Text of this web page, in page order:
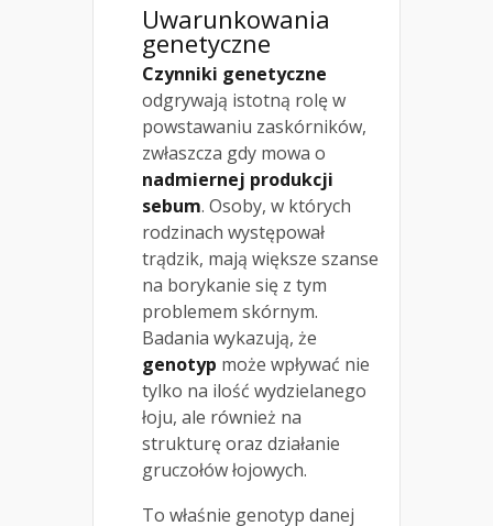
Uwarunkowania
genetyczne
Czynniki genetyczne
odgrywają istotną rolę w
powstawaniu zaskórników,
zwłaszcza gdy mowa o
nadmiernej produkcji
sebum. Osoby, w których
rodzinach występował
trądzik, mają większe szanse
na borykanie się z tym
problemem skórnym.
Badania wykazują, że
genotyp może wpływać nie
tylko na ilość wydzielanego
łoju, ale również na
strukturę oraz działanie
gruczołów łojowych.
To właśnie genotyp danej